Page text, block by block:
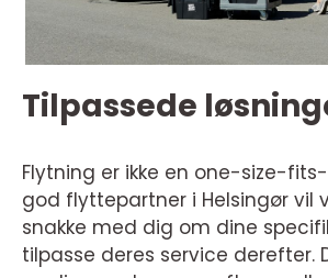
Tilpassede
Flytning er ikke en one-size-
god flyttepartner i Helsingør vil
snakke med dig om dine
tilpasse deres service derefter.